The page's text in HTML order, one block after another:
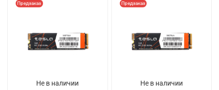
Не в наличии
Предзаказ
Не в наличии
Предзаказ